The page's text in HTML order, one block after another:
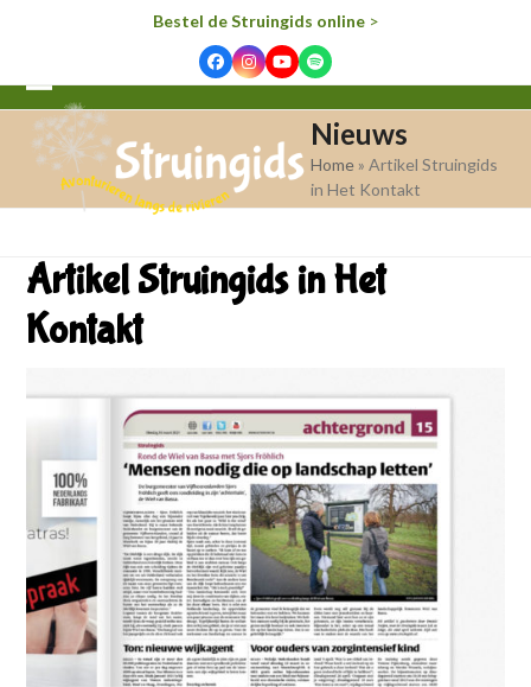
Bestel de Struingids online>
FacebookInstagram
YouTube
Spotify
Open
mobile
menu
Close
mobile
menu
Nieuws
Home »Artikel Struingids
in Het Kontakt
Artikel Struingids in Het
Kontakt